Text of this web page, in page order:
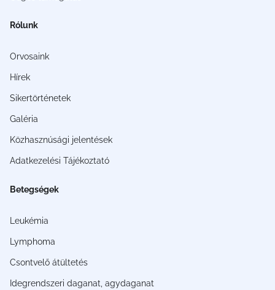
Rólunk
Orvosaink
Hírek
Sikertörténetek
Galéria
Közhasznúsági jelentések
Adatkezelési Tájékoztató
Betegségek
Leukémia
Lymphoma
Csontvelő átültetés
Idegrendszeri daganat, agydaganat